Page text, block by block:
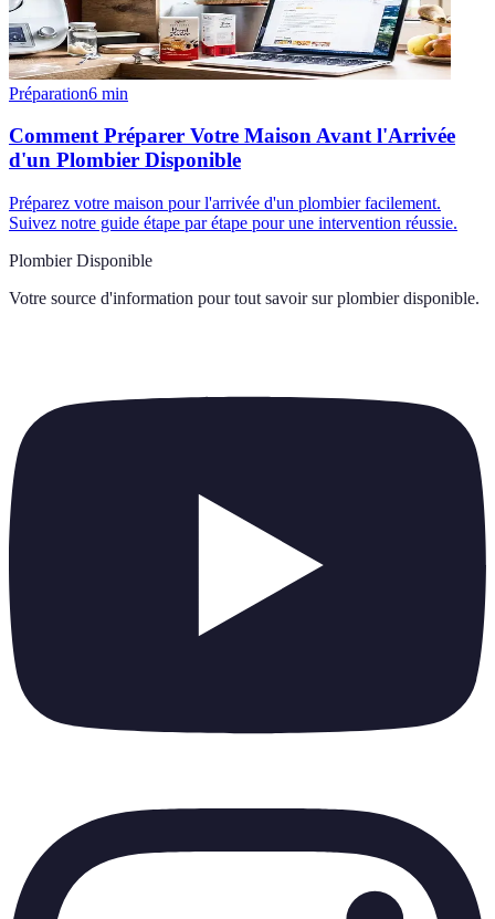
Préparation6 min
Comment Préparer Votre Maison Avant l'Arrivée
d'un Plombier Disponible
Préparez votre maison pour l'arrivée d'un plombier facilement.
Suivez notre guide étape par étape pour une intervention réussie.
Plombier Disponible
Votre source d'information pour tout savoir sur plombier disponible.